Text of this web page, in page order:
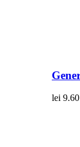
lei 9.60